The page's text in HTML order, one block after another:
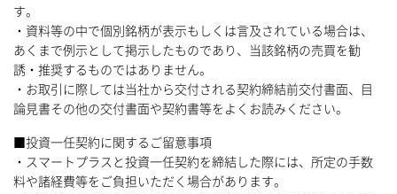
す。
・資料等の中で個別銘柄が表示もしくは言及されている場合は、
あくまで例示として掲示したものであり、当該銘柄の売買を勧
誘・推奨するものではありません。
・お取引に際しては当社から交付される契約締結前交付書面、目
論見書その他の交付書面や契約書等をよくお読みください。
■投資一任契約に関するご留意事項
・スマートプラスと投資一任契約を締結した際には、所定の手数
料や諸経費等をご負担いただく場合があります。